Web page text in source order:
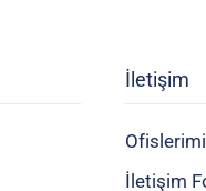
İletişim
İletişim